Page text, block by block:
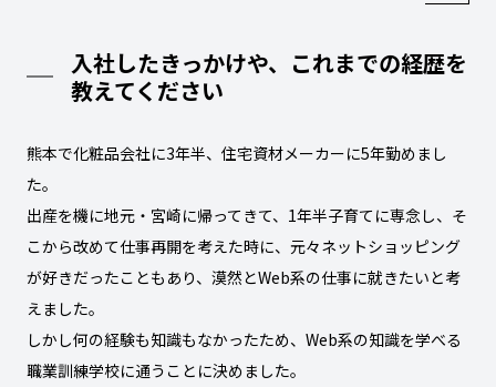
入社したきっかけや、これまでの経歴を
教えてください
熊本で化粧品会社に3年半、住宅資材メーカーに5年勤めまし
た。
出産を機に地元・宮崎に帰ってきて、1年半子育てに専念し、そ
こから改めて仕事再開を考えた時に、元々ネットショッピング
が好きだったこともあり、漠然とWeb系の仕事に就きたいと考
えました。
しかし何の経験も知識もなかったため、Web系の知識を学べる
職業訓練学校に通うことに決めました。